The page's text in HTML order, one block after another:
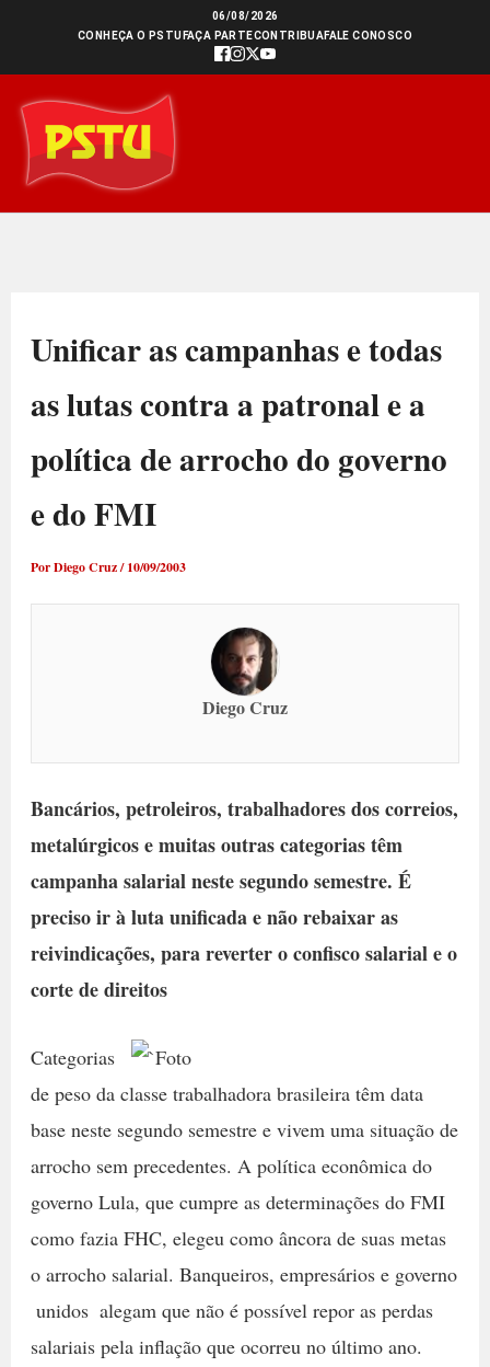
conteúdo
06/08/2026
CONHEÇA O PSTU FAÇA PARTECONTRIBUAFALE CONOSCO
Unificar as campanhas e todas
as lutas contra a patronal e a
política de arrocho do governo
e do FMI
PorDiego Cruz/10/09/2003
Diego Cruz
Bancários, petroleiros, trabalhadores dos correios,
metalúrgicos e muitas outras categorias têm
campanha salarial neste segundo semestre. É
preciso ir à luta unificada e não rebaixar as
reivindicações, para reverter o confisco salarial e o
corte de direitos
Categorias
de peso da classe trabalhadora brasileira têm data
base neste segundo semestre e vivem uma situação de
arrocho sem precedentes. A política econômica do
governo Lula, que cumpre as determinações do FMI
como fazia FHC, elegeu como âncora de suas metas
o arrocho salarial. Banqueiros, empresários e governo
 unidos  alegam que não é possível repor as perdas
salariais pela inflação que ocorreu no último ano.